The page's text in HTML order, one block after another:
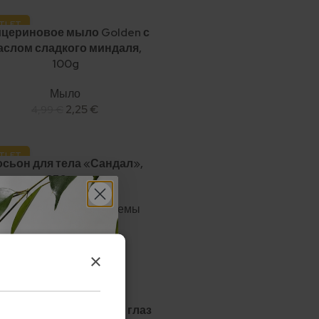
мыло Golden с
сладкого миндаля,
100g
Мыло
2,25 €
для тела «Сандал»,
250 мл
SPA
Лосьоны и кремы
патч для глаз
×